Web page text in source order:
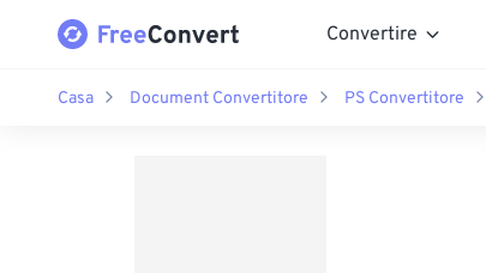
Convertire
Casa Document Convertitore PS Convertitore